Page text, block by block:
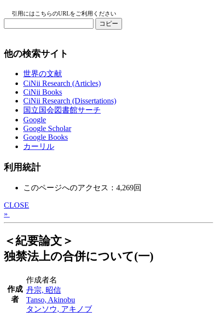
引用にはこちらのURLをご利用ください
コピー
他の検索サイト
世界の文献
CiNii Research (Articles)
CiNii Books
CiNii Research (Dissertations)
国立国会図書館サーチ
Google
Google Scholar
Google Books
カーリル
利用統計
このページへのアクセス：4,269回
CLOSE
»
＜紀要論文＞
独禁法上の合併について(一)
作成
者
作成者名
丹宗, 昭信
Tanso, Akinobu
タンソウ, アキノブ